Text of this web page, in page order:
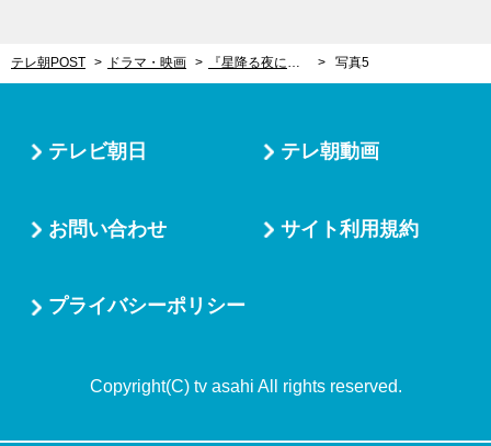
テレ朝POST ドラマ・映画 『星降る夜に』文字通り“泣き崩れた”第8話ラスト。暴走する男の悲しみを包み込んだのは“人の体温”だった 写真5
テレビ朝日 テレ朝動画
お問い合わせ サイト利用規約
プライバシーポリシー
Copyright(C) tv asahi All rights reserved.